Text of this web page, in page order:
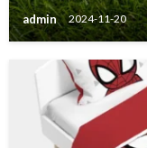
admin 2024-11-20